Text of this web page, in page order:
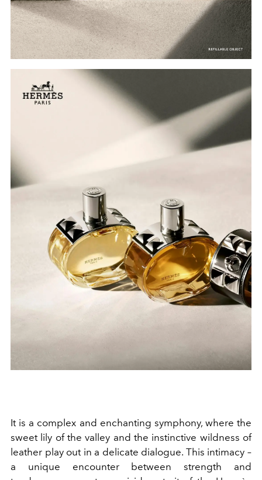
It is a complex and enchanting symphony, where the
sweet lily of the valley and the instinctive wildness of
leather play out in a delicate dialogue. This intimacy –
a unique encounter between strength and